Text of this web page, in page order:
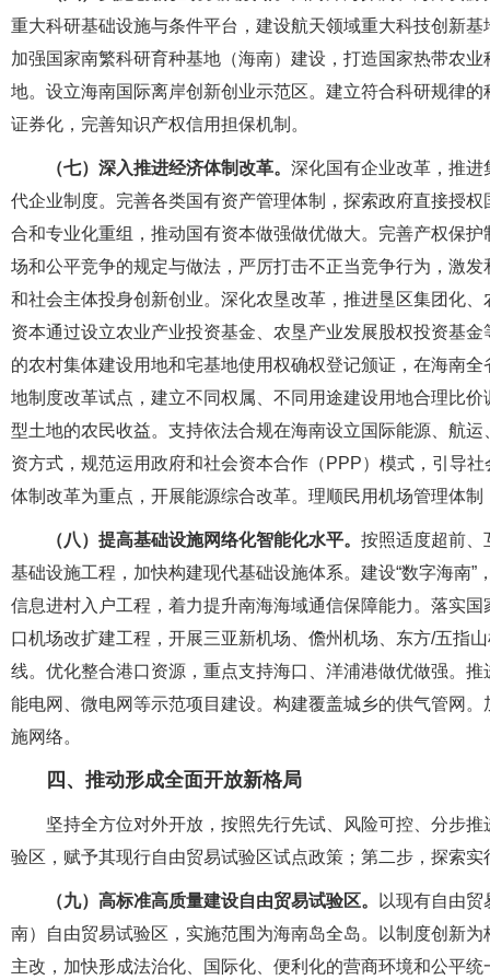
重大科研基础设施与条件平台，建设航天领域重大科技创新
加强国家南繁科研育种基地（海南）建设，打造国家热带农
地。设立海南国际离岸创新创业示范区。建立符合科研规律
证券化，完善知识产权信用担保机制。
（七）深入推进经济体制改革。 深化国有企业改革，推
代企业制度。完善各类国有资产管理体制，探索政府直接授
合和专业化重组，推动国有资本做强做优做大。完善产权保
场和公平竞争的规定与做法，严厉打击不正当竞争行为，激
和社会主体投身创新创业。深化农垦改革，推进垦区集团化
资本通过设立农业产业投资基金、农垦产业发展股权投资基
的农村集体建设用地和宅基地使用权确权登记颁证，在海南
地制度改革试点，建立不同权属、不同用途建设用地合理比
型土地的农民收益。支持依法合规在海南设立国际能源、航
资方式，规范运用政府和社会资本合作（PPP）模式，引导
体制改革为重点，开展能源综合改革。理顺民用机场管理体
（八）提高基础设施网络化智能化水平。 按照适度超前、
基础设施工程，加快构建现代基础设施体系。建设“数字海南
信息进村入户工程，着力提升南海海域通信保障能力。落实
口机场改扩建工程，开展三亚新机场、儋州机场、东方/五指
线。优化整合港口资源，重点支持海口、洋浦港做优做强。
能电网、微电网等示范项目建设。构建覆盖城乡的供气管网
施网络。
四、推动形成全面开放新格局
坚持全方位对外开放，按照先行先试、风险可控、分步
验区，赋予其现行自由贸易试验区试点政策；第二步，探索
（九）高标准高质量建设自由贸易试验区。
以现有自由
南）自由贸易试验区，实施范围为海南岛全岛。以制度创新
主改，加快形成法治化、国际化、便利化的营商环境和公平